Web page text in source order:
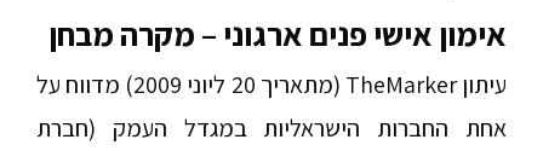
אימון אישי פנים ארגוני – מקרה מבחן
עיתוןTheMarker (מתאריך 20 ליוני 2009) מדווח על
אחת החברות הישראליות במגדל העמק (חברת